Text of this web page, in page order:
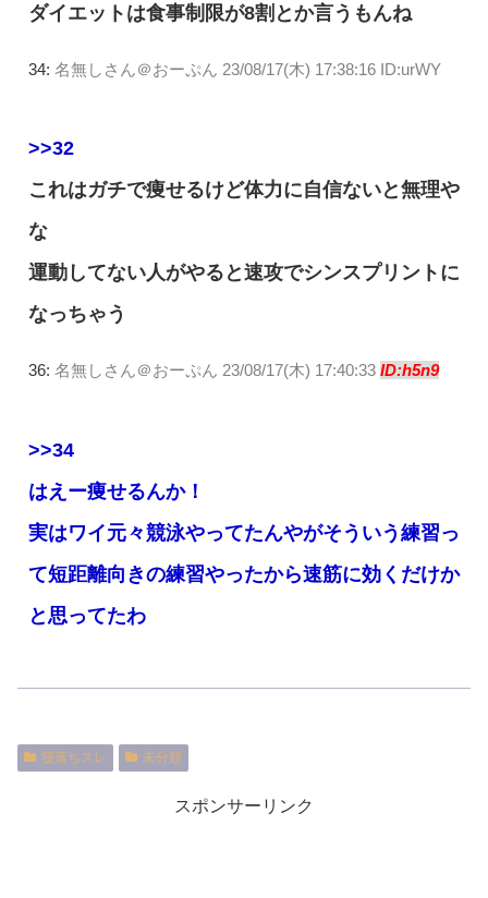
ダイエットは食事制限が8割とか言うもんね
34: 名無しさん＠おーぷん 23/08/17(木) 17:38:16 ID:urWY
>>32
これはガチで痩せるけど体力に自信ないと無理や
な
運動してない人がやると速攻でシンスプリントに
なっちゃう
36: 名無しさん＠おーぷん 23/08/17(木) 17:40:33 ID:h5n9
>>34
はえー痩せるんか！
実はワイ元々競泳やってたんやがそういう練習っ
て短距離向きの練習やったから速筋に効くだけか
と思ってたわ
寝落ちスレ 未分類
スポンサーリンク